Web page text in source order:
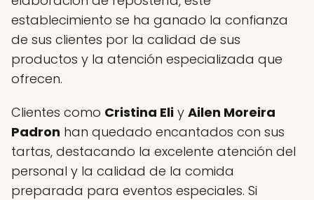
establecimiento se ha ganado la confianza
de sus clientes por la calidad de sus
productos y la atención especializada que
ofrecen.
Clientes como Cristina Eli y Ailen Moreira
Padron han quedado encantados con sus
tartas, destacando la excelente atención del
personal y la calidad de la comida
preparada para eventos especiales. Si